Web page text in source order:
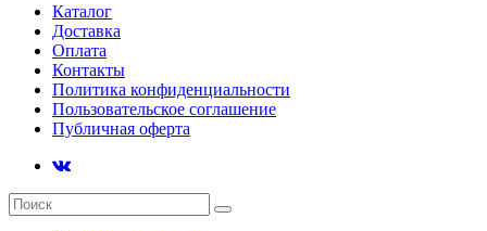
Каталог
Доставка
Оплата
Контакты
Политика конфиденциальности
Пользовательское соглашение
Публичная оферта